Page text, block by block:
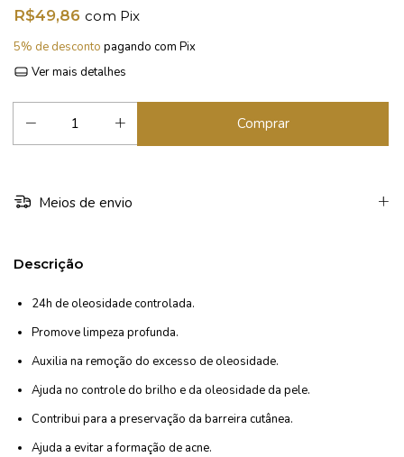
R$49,86 com Pix
5% de desconto pagando com Pix
Ver mais detalhes
Meios de envio
Descrição
24h de oleosidade controlada.
Promove limpeza profunda.
Auxilia na remoção do excesso de oleosidade.
Ajuda no controle do brilho e da oleosidade da pele.
Contribui para a preservação da barreira cutânea.
Ajuda a evitar a formação de acne.